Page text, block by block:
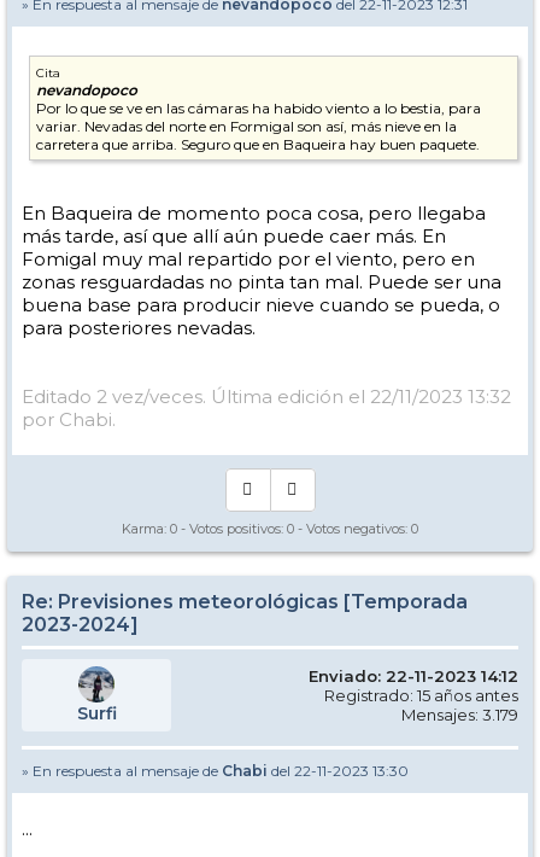
» En respuesta al mensaje de nevandopoco del 22-11-2023 12:31
Cita
nevandopoco
Por lo que se ve en las cámaras ha habido viento a lo bestia, para
variar. Nevadas del norte en Formigal son así, más nieve en la
carretera que arriba. Seguro que en Baqueira hay buen paquete.
En Baqueira de momento poca cosa, pero llegaba
más tarde, así que allí aún puede caer más. En
Fomigal muy mal repartido por el viento, pero en
zonas resguardadas no pinta tan mal. Puede ser una
buena base para producir nieve cuando se pueda, o
para posteriores nevadas.
Editado 2 vez/veces. Última edición el 22/11/2023 13:32
por Chabi.
Karma: 0 - Votos positivos: 0 - Votos negativos: 0
Re: Previsiones meteorológicas [Temporada
2023-2024]
Surfi
Enviado: 22-11-2023 14:12
Registrado: 15 años antes
Mensajes: 3.179
» En respuesta al mensaje de Chabi del 22-11-2023 13:30
...